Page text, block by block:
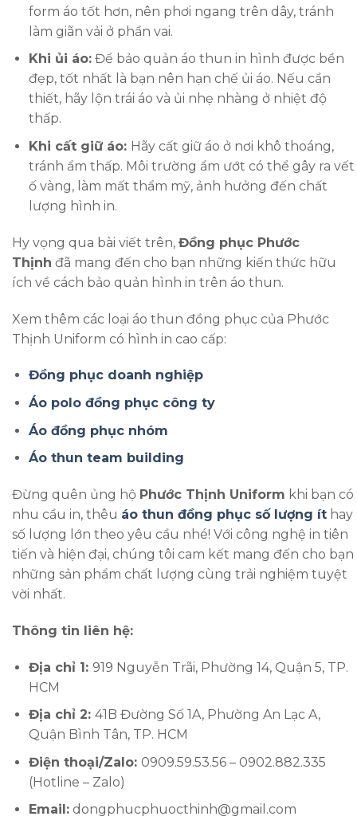
form áo tốt hơn, nên phơi ngang trên dây, tránh
làm giãn vải ở phần vai.
Khi ủi áo:Để bảo quản áo thun in hình được bền
đẹp, tốt nhất là bạn nên hạn chế ủi áo. Nếu cần
thiết, hãy lộn trái áo và ủi nhẹ nhàng ở nhiệt độ
thấp.
Khi cất giữ áo: Hãy cất giữ áo ở nơi khô thoáng,
tránh ẩm thấp. Môi trường ẩm ướt có thể gây ra vết
ố vàng, làm mất thẩm mỹ, ảnh hưởng đến chất
lượng hình in.
Hy vọng qua bài viết trên, Đồng phục Phước
Thịnh đã mang đến cho bạn những kiến thức hữu
ích về cách bảo quản hình in trên áo thun.
Xem thêm các loại áo thun đồng phục của Phước
Thịnh Uniform có hình in cao cấp:
Đồng phục doanh nghiệp
Áo polo đồng phục công ty
Áo đồng phục nhóm
Áo thun team building
Đừng quên ủng hộ Phước Thịnh Uniform khi bạn có
nhu cầu in, thêu áo thun đồng phục số lượng ít hay
số lượng lớn theo yêu cầu nhé! Với công nghệ in tiên
tiến và hiện đại, chúng tôi cam kết mang đến cho bạn
những sản phẩm chất lượng cùng trải nghiệm tuyệt
vời nhất.
Thông tin liên hệ:
Địa chỉ 1: 919 Nguyễn Trãi, Phường 14, Quận 5, TP.
HCM
Địa chỉ 2: 41B Đường Số 1A, Phường An Lạc A,
Quận Bình Tân, TP. HCM
Điện thoại/Zalo: 0909.59.53.56 – 0902.882.335
(Hotline – Zalo)
Email:dongphucphuocthinh@gmail.com